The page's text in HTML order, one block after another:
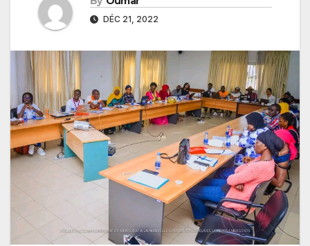
DÉC 21, 2022